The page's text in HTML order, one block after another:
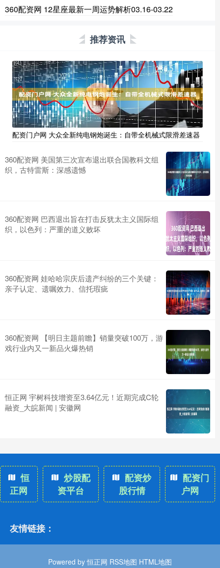
360配资网 12星座最新一周运势解析03.16-03.22
推荐资讯
配资门户网 大众全新纯电钢炮诞生：自带全机械式限滑差速器
360配资网 美国第三次宣布退出联合国教科文组
织，古特雷斯：深感遗憾
360配资网 巴西退出旨在打击反犹太主义国际组
织，以色列：严重的道义败坏
360配资网 娃哈哈宗庆后遗产纠纷的三个关键：
亲子认定、遗嘱效力、信托瑕疵
360配资网 【明日主题前瞻】销量突破100万，游
戏行业内又一新品火爆热销
恒正网 宇树科技增资至3.64亿元！近期完成C轮
融资_大皖新闻 | 安徽网
恒
正网
炒股配
资平台
配资炒
股行情
配资门
户网
友情链接：
Powered by恒正网 RSS地图 HTML地图